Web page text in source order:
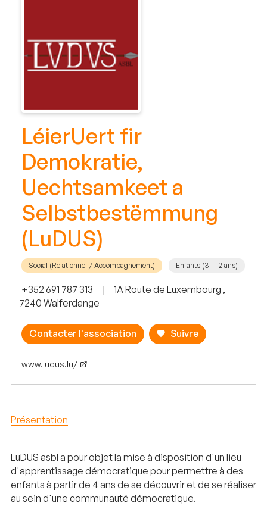
LéierUert fir
Demokratie,
Uechtsamkeet a
Selbstbestëmmung
(LuDUS)
Social (Relationnel / Accompagnement) Enfants (3 – 12 ans)
+352 691 787 313 |
1A Route de Luxembourg ,
7240 Walferdange
Contacter l'association Suivre
www.ludus.lu/
Présentation
LuDUS asbl a pour objet la mise à disposition d'un lieu
d'apprentissage démocratique pour permettre à des
enfants à partir de 4 ans de se découvrir et de se réaliser
au sein d'une communauté démocratique.